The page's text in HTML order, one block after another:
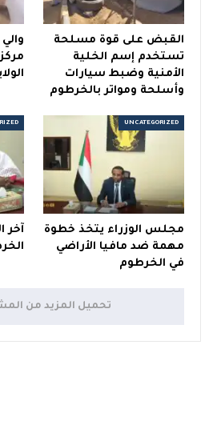
القبض على قوة مسلحة
تستخدم إسم الخلية
الأمنية وضبط سيارات
وأسلحة ومواتر بالخرطوم
UNCATEGORIZED
مجلس الوزراء يتخذ خطوة
مهمة ضد مافيا الأراضي
في الخرطوم
آخر
تحميل المزيد من